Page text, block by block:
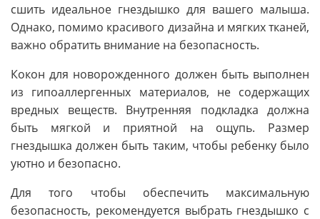
сшить идеальное гнездышко для вашего малыша.
Однако, помимо красивого дизайна и мягких тканей,
важно обратить внимание на безопасность.
Кокон для новорожденного должен быть выполнен
из гипоаллергенных материалов, не содержащих
вредных веществ. Внутренняя подкладка должна
быть мягкой и приятной на ощупь. Размер
гнездышка должен быть таким, чтобы ребенку было
уютно и безопасно.
Для того чтобы обеспечить максимальную
безопасность, рекомендуется выбрать гнездышко с